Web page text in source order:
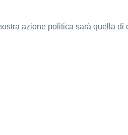
azione politica sarà quella di